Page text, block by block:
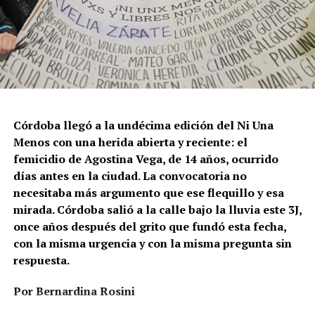
Córdoba llegó a la undécima edición del Ni Una
Menos con una herida abierta y reciente: el
femicidio de Agostina Vega, de 14 años, ocurrido
días antes en la ciudad. La convocatoria no
necesitaba más argumento que ese flequillo y esa
mirada. Córdoba salió a la calle bajo la lluvia este 3J,
once años después del grito que fundó esta fecha,
con la misma urgencia y con la misma pregunta sin
respuesta.
Por Bernardina Rosini